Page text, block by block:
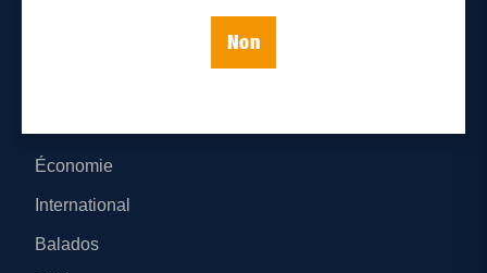
Non
Économie
International
Balados